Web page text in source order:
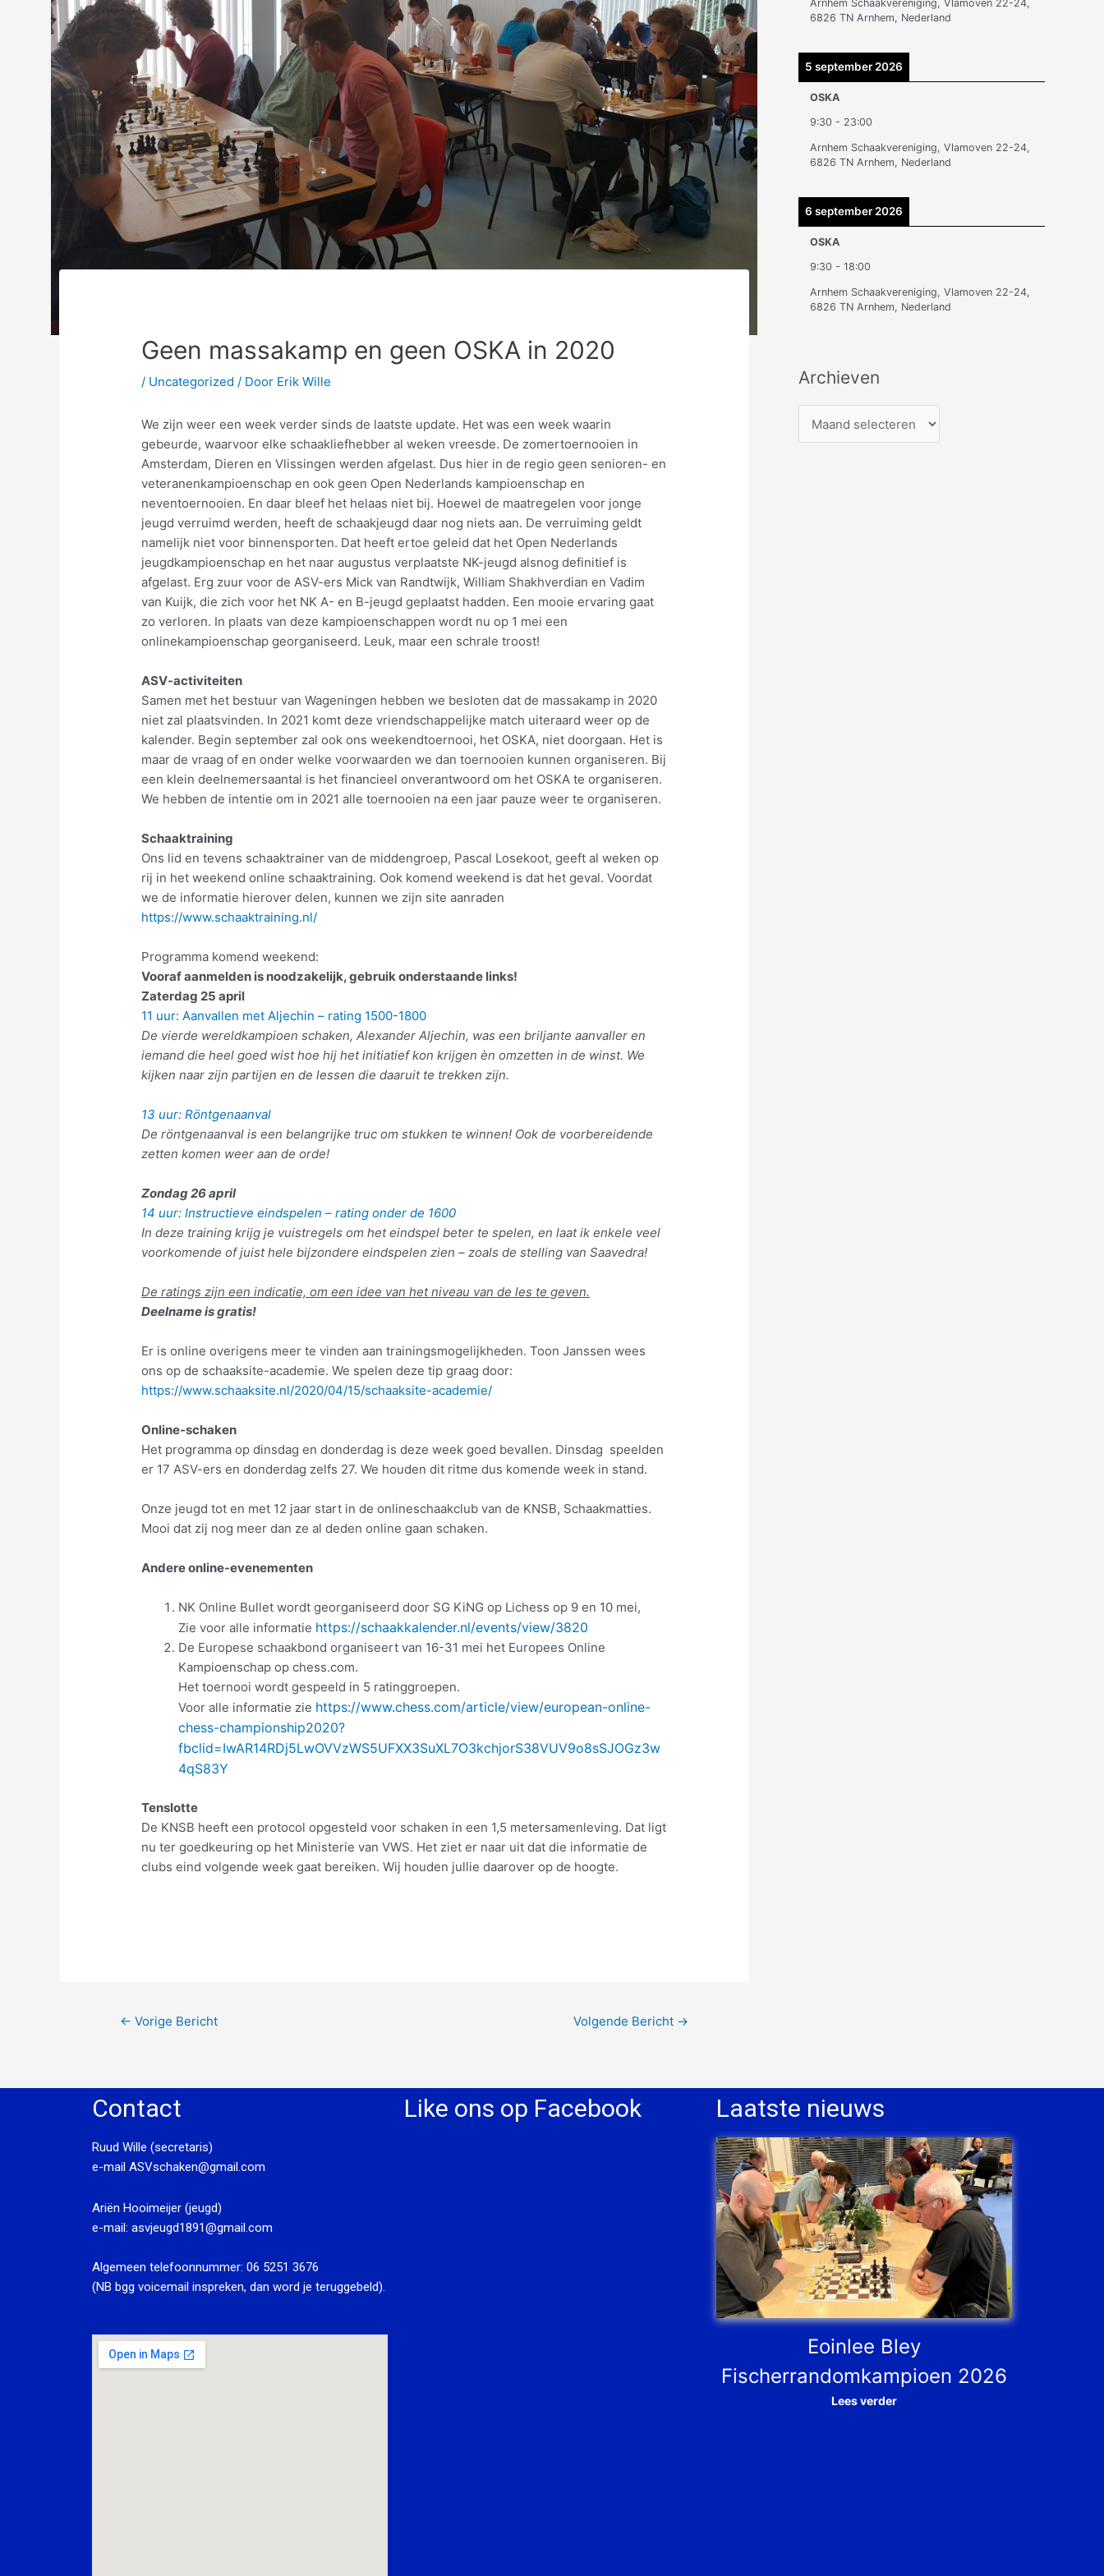
Geen massakamp en geen OSKA in 2020
/ Uncategorized / Door Erik Wille
We zijn weer een week verder sinds de laatste update. Het was een week waarin
gebeurde, waarvoor elke schaakliefhebber al weken vreesde. De zomertoernooien in
Amsterdam, Dieren en Vlissingen werden afgelast. Dus hier in de regio geen senioren- en
veteranenkampioenschap en ook geen Open Nederlands kampioenschap en
neventoernooien. En daar bleef het helaas niet bij. Hoewel de maatregelen voor jonge
jeugd verruimd werden, heeft de schaakjeugd daar nog niets aan. De verruiming geldt
namelijk niet voor binnensporten. Dat heeft ertoe geleid dat het Open Nederlands
jeugdkampioenschap en het naar augustus verplaatste NK-jeugd alsnog definitief is
afgelast. Erg zuur voor de ASV-ers Mick van Randtwijk, William Shakhverdian en Vadim
van Kuijk, die zich voor het NK A- en B-jeugd geplaatst hadden. Een mooie ervaring gaat
zo verloren. In plaats van deze kampioenschappen wordt nu op 1 mei een
onlinekampioenschap georganiseerd. Leuk, maar een schrale troost!
ASV-activiteiten
Samen met het bestuur van Wageningen hebben we besloten dat de massakamp in 2020
niet zal plaatsvinden. In 2021 komt deze vriendschappelijke match uiteraard weer op de
kalender. Begin september zal ook ons weekendtoernooi, het OSKA, niet doorgaan. Het is
maar de vraag of en onder welke voorwaarden we dan toernooien kunnen organiseren. Bij
een klein deelnemersaantal is het financieel onverantwoord om het OSKA te organiseren.
We hebben de intentie om in 2021 alle toernooien na een jaar pauze weer te organiseren.
Schaaktraining
Ons lid en tevens schaaktrainer van de middengroep, Pascal Losekoot, geeft al weken op
rij in het weekend online schaaktraining. Ook komend weekend is dat het geval. Voordat
we de informatie hierover delen, kunnen we zijn site aanraden
https://www.schaaktraining.nl/
Programma komend weekend:
Vooraf aanmelden is noodzakelijk, gebruik onderstaande links!
Zaterdag 25 april
11 uur: Aanvallen met Aljechin – rating 1500-1800
De vierde wereldkampioen schaken, Alexander Aljechin, was een briljante aanvaller en
iemand die heel goed wist hoe hij het initiatief kon krijgen èn omzetten in de winst. We
kijken naar zijn partijen en de lessen die daaruit te trekken zijn.
13 uur: Röntgenaanval
De röntgenaanval is een belangrijke truc om stukken te winnen! Ook de voorbereidende
zetten komen weer aan de orde!
Zondag 26 april
14 uur: Instructieve eindspelen – rating onder de 1600
In deze training krijg je vuistregels om het eindspel beter te spelen, en laat ik enkele veel
voorkomende of juist hele bijzondere eindspelen zien – zoals de stelling van Saavedra!
De ratings zijn een indicatie, om een idee van het niveau van de les te geven.
Deelname is gratis!
Er is online overigens meer te vinden aan trainingsmogelijkheden. Toon Janssen wees
ons op de schaaksite-academie. We spelen deze tip graag door:
https://www.schaaksite.nl/2020/04/15/schaaksite-academie/
Online-schaken
Het programma op dinsdag en donderdag is deze week goed bevallen. Dinsdag speelden
er 17 ASV-ers en donderdag zelfs 27. We houden dit ritme dus komende week in stand.
Onze jeugd tot en met 12 jaar start in de onlineschaakclub van de KNSB, Schaakmatties.
Mooi dat zij nog meer dan ze al deden online gaan schaken.
Andere online-evenementen
NK Online Bullet wordt georganiseerd door SG KiNG op Lichess op 9 en 10 mei,
Zie voor alle informatie https://schaakkalender.nl/events/view/3820
De Europese schaakbond organiseert van 16-31 mei het Europees Online
Kampioenschap op chess.com.
Het toernooi wordt gespeeld in 5 ratinggroepen.
Voor alle informatie zie https://www.chess.com/article/view/european-online-
chess-championship2020?
fbclid=IwAR14RDj5LwOVVzWS5UFXX3SuXL7O3kchjorS38VUV9o8sSJOGz3w
4qS83Y
Tenslotte
De KNSB heeft een protocol opgesteld voor schaken in een 1,5 metersamenleving. Dat ligt
nu ter goedkeuring op het Ministerie van VWS. Het ziet er naar uit dat die informatie de
clubs eind volgende week gaat bereiken. Wij houden jullie daarover op de hoogte.
← Vorige Bericht Volgende Bericht →
Arnhem Schaakvereniging, Vlamoven 22-24,
6826 TN Arnhem, Nederland
5 september 2026
OSKA
9:30 - 23:00
Arnhem Schaakvereniging, Vlamoven 22-24,
6826 TN Arnhem, Nederland
6 september 2026
OSKA
9:30 - 18:00
Arnhem Schaakvereniging, Vlamoven 22-24,
6826 TN Arnhem, Nederland
Archieven
Contact
Ruud Wille (secretaris)
e-mail ASVschaken@gmail.com
Ariën Hooimeijer (jeugd)
e-mail: asvjeugd1891@gmail.com
Algemeen telefoonnummer: 06 5251 3676
(NB bgg voicemail inspreken, dan word je teruggebeld).
Like ons op Facebook Laatste nieuws
Eoinlee Bley
Fischerrandomkampioen 2026
Lees verder